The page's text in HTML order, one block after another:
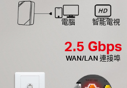
電腦 智能電視
2.5 Gbps
WAN/LAN 連接埠